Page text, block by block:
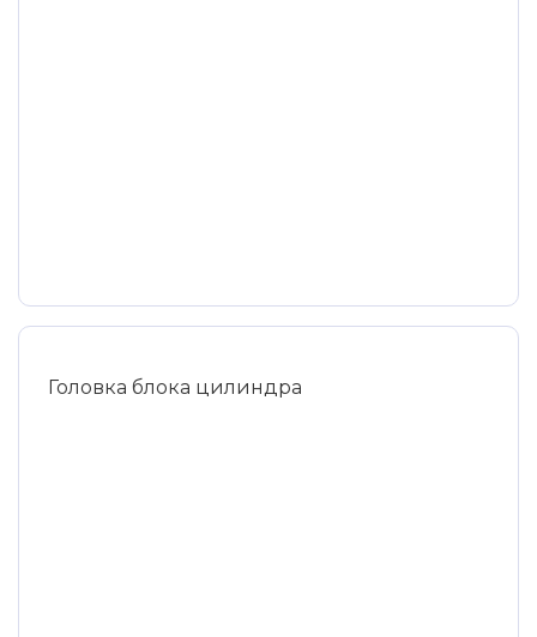
Головка блока цилиндра